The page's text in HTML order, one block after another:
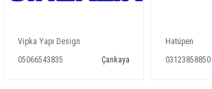
Vipka Yapı Design
05066543835
Çankaya
Hatüpen
03123858850